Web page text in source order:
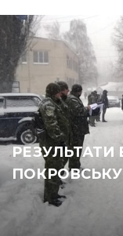
ПОКРОВСЬКУ